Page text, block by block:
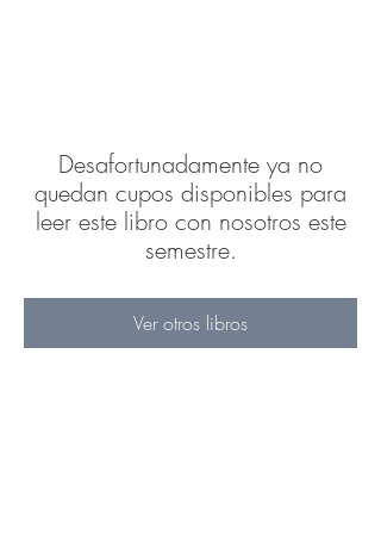
Desafortunadamente ya no
quedan cupos disponibles para
leer este libro con nosotros este
semestre.
Ver otros libros